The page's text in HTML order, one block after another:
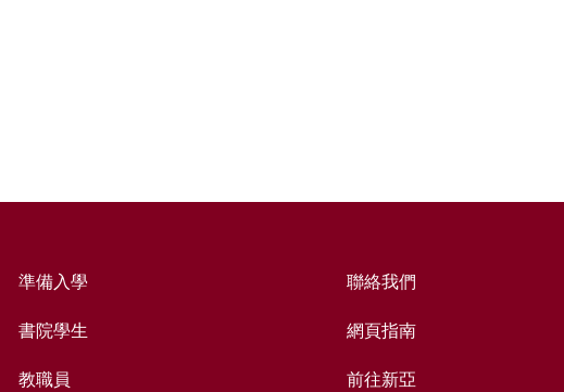
準備入學
書院學生
教職員
聯絡我們
網頁指南
前往新亞